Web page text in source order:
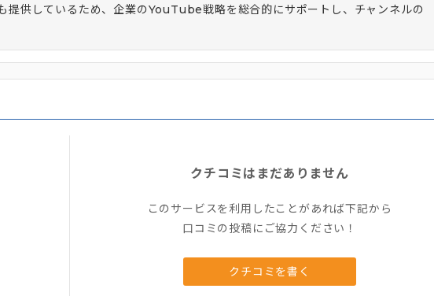
提供しているため、企業のYouTube戦略を総合的にサポートし、チャンネルの
クチコミはまだありません
このサービスを利用したことがあれば下記から
口コミの投稿にご協力ください！
クチコミを書く